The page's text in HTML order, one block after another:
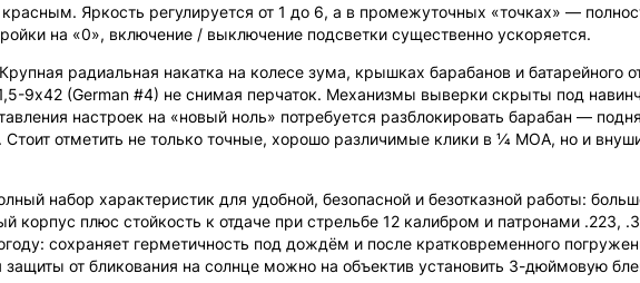
Яркость регулируется от 1 до 6, а в промежуточных «точках» —
на «0», включение / выключение подсветки существенно ускоряется.
радиальная накатка на колесе зума, крышках барабанов и батарейного
1,5-9x42 (German #4) не снимая перчаток. Механизмы выверки скрыты под
настроек на «новый ноль» потребуется разблокировать барабан —
отметить не только точные, хорошо различимые клики в 1⁄4 MOA, но и
набор характеристик для удобной, безопасной и безотказной работы:
плюс стойкость к отдаче при стрельбе 12 калибром и патронами .223,
сохраняет герметичность под дождём и после кратковременного
от бликования на солнце можно на объектив установить 3-дюймовую